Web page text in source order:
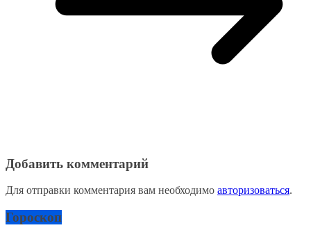
Добавить комментарий
Для отправки комментария вам необходимо авторизоваться.
Гороскоп